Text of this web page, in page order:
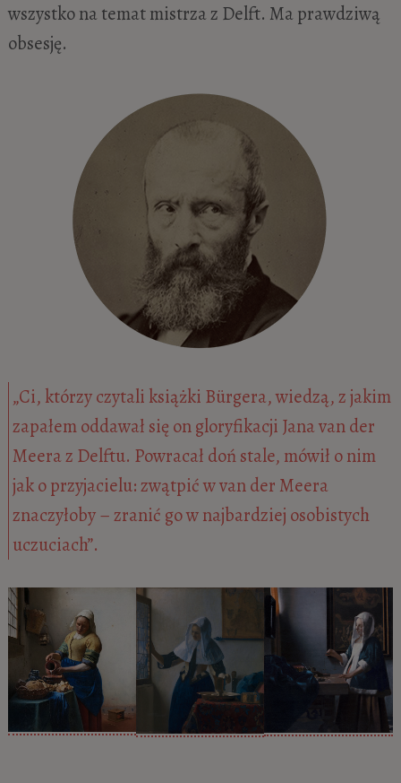
wszystko na temat mistrza z Delft. Ma prawdziwą
obsesję.
„Ci, którzy czytali książki Bürgera, wiedzą, z jakim
zapałem oddawał się on gloryfikacji Jana van der
Meera z Delftu. Powracał doń stale, mówił o nim
jak o przyjacielu: zwątpić w van der Meera
znaczyłoby – zranić go w najbardziej osobistych
uczuciach”.